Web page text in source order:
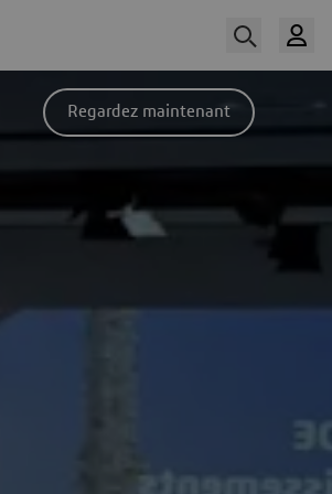
Regardez maintenant